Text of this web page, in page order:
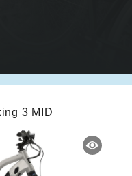
3 MID